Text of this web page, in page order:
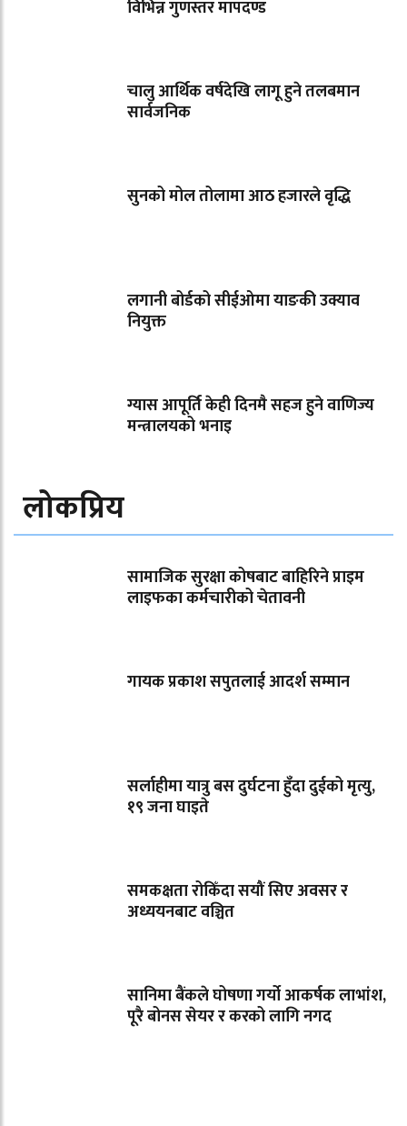
विभिन्न गुणस्तर मापदण्ड
चालु आर्थिक वर्षदेखि लागू हुने तलबमान
सार्वजनिक
सुनको मोल तोलामा आठ हजारले वृद्धि
लगानी बोर्डको सीईओमा याङकी उक्याव
नियुक्त
ग्यास आपूर्ति केही दिनमै सहज हुने वाणिज्य
मन्त्रालयको भनाइ
लोकप्रिय
सामाजिक सुरक्षा कोषबाट बाहिरिने प्राइम
लाइफका कर्मचारीको चेतावनी
गायक प्रकाश सपुतलाई आदर्श सम्मान
सर्लाहीमा यात्रु बस दुर्घटना हुँदा दुईको मृत्यु,
१९ जना घाइते
समकक्षता रोकिँदा सयौं सिए अवसर र
अध्ययनबाट वञ्चित
सानिमा बैंकले घोषणा गर्यो आकर्षक लाभांश,
पूरै बोनस सेयर र करको लागि नगद